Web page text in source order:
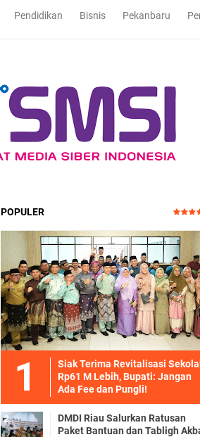
Pendidikan Bisnis Pekanbaru
POPULER
Siak Terima Revitalisasi
Rp61 M Lebih, Bupati: Jangan
Ada Fee dan Pungli!
DMDI Riau Salurkan Ratusan
Paket Bantuan dan Tabligh